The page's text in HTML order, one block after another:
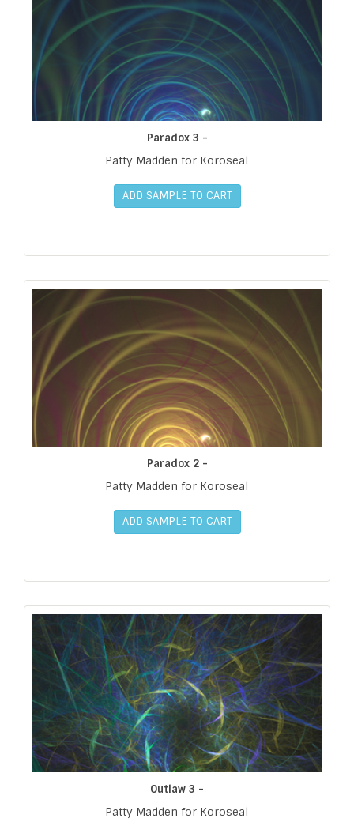
Paradox 3 -
Patty Madden for Koroseal
ADD SAMPLE TO CART
Paradox 2 -
Patty Madden for Koroseal
ADD SAMPLE TO CART
Outlaw 3 -
Patty Madden for Koroseal